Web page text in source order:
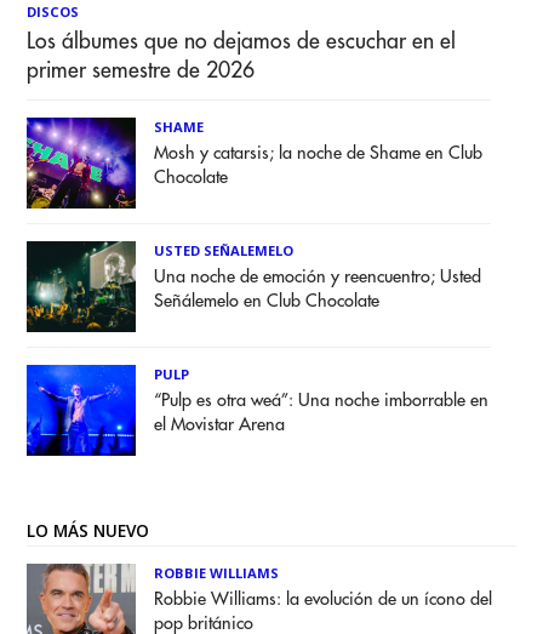
DISCOS
Los álbumes que no dejamos de escuchar en el
primer semestre de 2026
SHAME
Mosh y catarsis; la noche de Shame en Club
Chocolate
USTED SEÑALEMELO
Una noche de emoción y reencuentro; Usted
Señálemelo en Club Chocolate
PULP
“Pulp es otra weá”: Una noche imborrable en
el Movistar Arena
LO MÁS NUEVO
ROBBIE WILLIAMS
Robbie Williams: la evolución de un ícono del
pop británico